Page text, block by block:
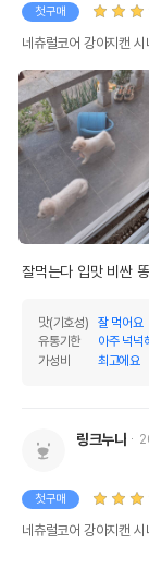
첫구매
네츄럴코어 강아지캔
잘먹는다 입맛 비싼
맛(기호성)
잘 먹어요
유통기한
아주 넉넉
가성비
최고에요
링크누나
첫구매
네츄럴코어 강아지캔